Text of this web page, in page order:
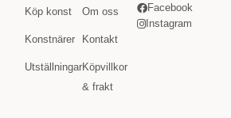
Köp konst
Konstnärer
Utställningar
Om oss
Kontakt
Köpvillkor
& frakt
Facebook
Instagram